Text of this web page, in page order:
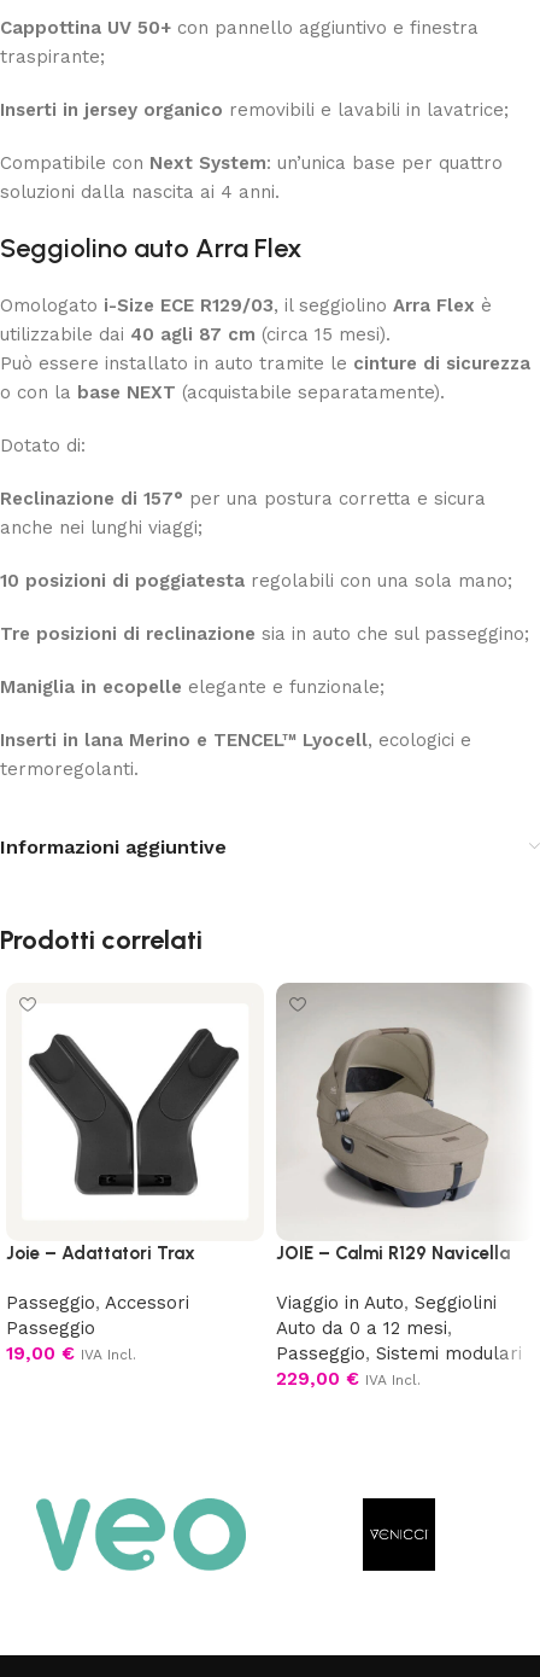
Cappottina UV 50+ con pannello aggiuntivo e finestra
traspirante;
Inserti in jersey organico removibili e lavabili in lavatrice;
Compatibile con Next System: un’unica base per quattro
soluzioni dalla nascita ai 4 anni.
Seggiolino auto Arra Flex
Omologato i-Size ECE R129/03, il seggiolino Arra Flex è
utilizzabile dai 40 agli 87 cm (circa 15 mesi).
Può essere installato in auto tramite le cinture di sicurezza
o con la base NEXT (acquistabile separatamente).
Dotato di:
Reclinazione di 157° per una postura corretta e sicura
anche nei lunghi viaggi;
10 posizioni di poggiatesta regolabili con una sola mano;
Tre posizioni di reclinazione sia in auto che sul passeggino;
Maniglia in ecopelle elegante e funzionale;
Inserti in lana Merino e TENCEL™ Lyocell, ecologici e
termoregolanti.
Informazioni aggiuntive
Prodotti correlati
Joie – Adattatori Trax
Passeggio, Accessori
Passeggio
19,00 € IVA Incl.
JOIE – Calmi R129 Navicella
Viaggio in Auto, Seggiolini
Auto da 0 a 12 mesi,
Passeggio, Sistemi modulari
229,00 € IVA Incl.